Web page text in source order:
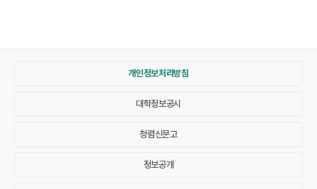
개인정보처리방침
대학정보공시
청렴신문고
정보공개